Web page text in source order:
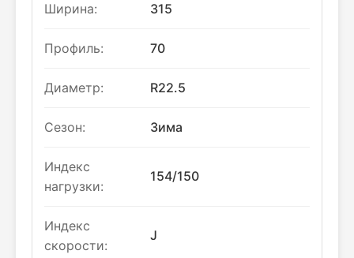
Ширина: 315
Профиль: 70
Диаметр: R22.5
Сезон: Зима
Индекс
нагрузки:
154/150
Индекс
скорости:
J